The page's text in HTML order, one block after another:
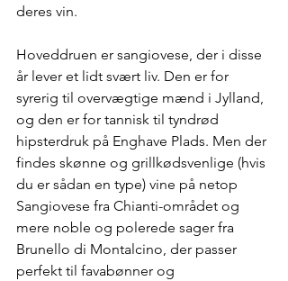
deres vin.
Hoveddruen er sangiovese, der i disse
år lever et lidt svært liv. Den er for
syrerig til overvægtige mænd i Jylland,
og den er for tannisk til tyndrød
hipsterdruk på Enghave Plads. Men der
findes skønne og grillkødsvenlige (hvis
du er sådan en type) vine på netop
Sangiovese fra Chianti-området og
mere noble og polerede sager fra
Brunello di Montalcino, der passer
perfekt til favabønner og